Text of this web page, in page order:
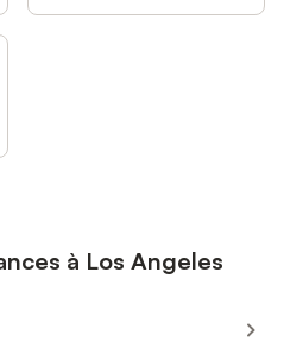
à Los Angeles